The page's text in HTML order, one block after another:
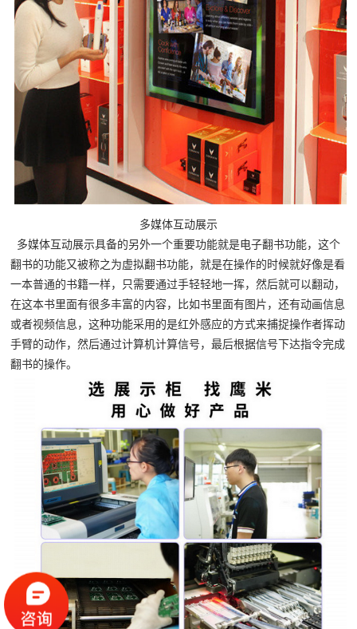
多媒体互动展示
多媒体互动展示具备的另外一个重要功能就是电子翻书功能，这个
翻书的功能又被称之为虚拟翻书功能，就是在操作的时候就好像是看
一本普通的书籍一样，只需要通过手轻轻地一挥，然后就可以翻动，
在这本书里面有很多丰富的内容，比如书里面有图片，还有动画信息
或者视频信息，这种功能采用的是红外感应的方式来捕捉操作者挥动
手臂的动作，然后通过计算机计算信号，最后根据信号下达指令完成
翻书的操作。